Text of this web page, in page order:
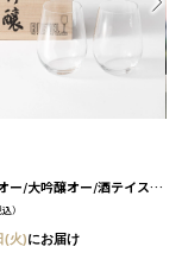
リーデル・オー/大吟醸オー/酒テイスター ペア 木箱入り［リーデル］
込）
(火)にお届け